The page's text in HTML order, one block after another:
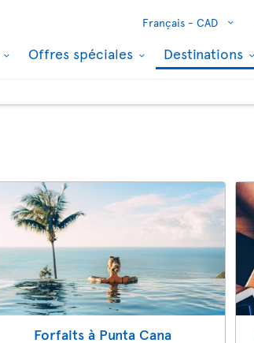
Français - CAD
Offres spéciales Destinations
Forfaits à Punta Cana